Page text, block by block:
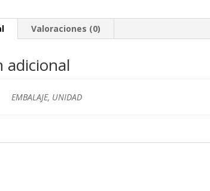
Valoraciones (0)
adicional
EMBALAJE, UNIDAD